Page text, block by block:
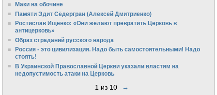
Маки на обочине
Памяти Эдит Сёдергран (Алексей Дмитриенко)
Ростислав Ищенко: «Они желают превратить Церковь в
антицерковь»
Образ страданий русского народа
Россия - это цивилизация. Надо быть самостоятельными! Надо
стоять!
В Украинской Православной Церкви указали властям на
недопустимость атаки на Церковь
1 из 10 →